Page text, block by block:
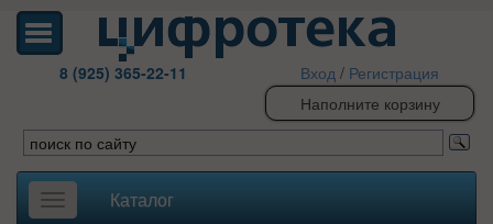
8 (925) 365-22-11 Вход / Регистрация
Наполните корзину
Toggle
Каталог